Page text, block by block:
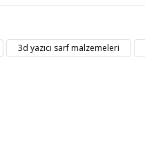
3d yazıcı sarf malzemeleri